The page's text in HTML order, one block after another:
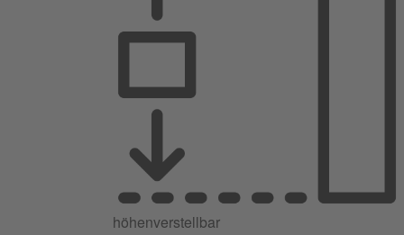
höhenverstellbar